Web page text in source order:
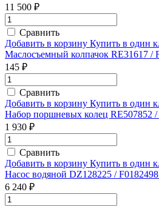
11 500 ₽
Сравнить
Добавить в корзину Купить в один
Маслосъемный колпачок RE31617 /
145 ₽
Сравнить
Добавить в корзину Купить в один
Набор поршневых колец RE507852 /
1 930 ₽
Сравнить
Добавить в корзину Купить в один
Насос водяной DZ128225 /
6 240 ₽